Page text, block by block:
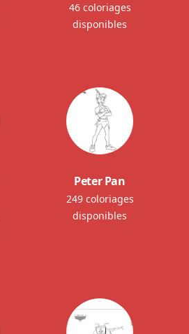
46 coloriages
disponibles
Peter Pan
249 coloriages
disponibles